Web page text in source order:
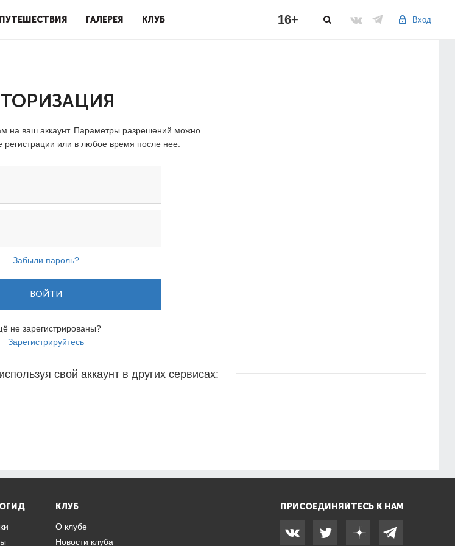
ПУТЕШЕСТВИЯ ГАЛЕРЕЯ КЛУБ Вход
16+
на ваш аккаунт. Параметры разрешений можно
регистрации или в любое время после нее.
Забыли пароль?
ВОЙТИ
не зарегистрированы?
Зарегистрируйтесь
свой аккаунт в других сервисах:
КЛУБ
О клубе
Новости клуба
ПРИСОЕДИНЯЙТЕСЬ К НАМ